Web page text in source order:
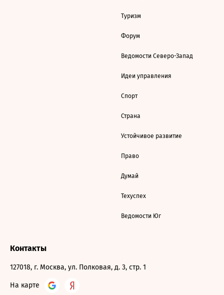
Туризм
Форум
Ведомости Северо-Запад
Идеи управления
Спорт
Страна
Устойчивое развитие
Право
Думай
Техуспех
Ведомости Юг
Контакты
127018, г. Москва, ул. Полковая, д. 3, стр. 1
На карте